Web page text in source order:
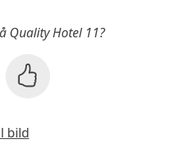
Quality Hotel 11?
bild